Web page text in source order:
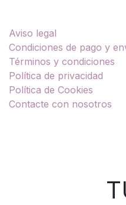
Aviso legal
Condiciones de pago y
Términos y condiciones
Política de privacidad
Política de Cookies
Contacte con nosotros
TU